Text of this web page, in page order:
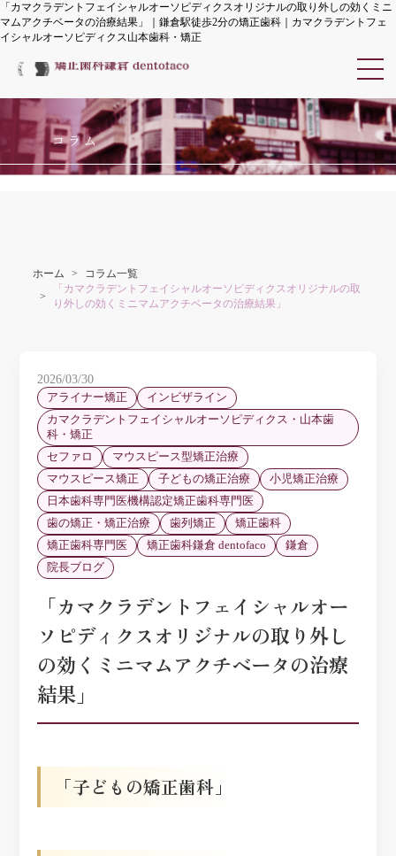
「カマクラデントフェイシャルオーソピディクスオリジナルの取り外しの効くミニ
マムアクチベータの治療結果」｜鎌倉駅徒歩2分の矯正歯科｜カマクラデントフェ
イシャルオーソピディクス山本歯科・矯正
カマクラデントフェイシャ
コラム
ホーム
コラム一覧
「カマクラデントフェイシャルオーソピディクスオリジナルの取
り外しの効くミニマムアクチベータの治療結果」
2026/03/30
アライナー矯正
インビザライン
カマクラデントフェイシャルオーソピディクス・山本歯
科・矯正
セファロ
マウスピース型矯正治療
マウスピース矯正
子どもの矯正治療
小児矯正治療
日本歯科専門医機構認定矯正歯科専門医
歯の矯正・矯正治療
歯列矯正
矯正歯科
矯正歯科専門医
矯正歯科鎌倉 dentofaco
鎌倉
院長ブログ
「カマクラデントフェイシャルオー
ソピディクスオリジナルの取り外し
の効くミニマムアクチベータの治療
結果」
「子どもの矯正歯科」